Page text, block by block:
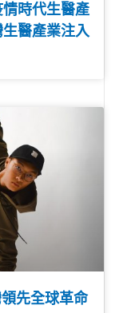
時代生醫產
醫產業注入
先全球革命